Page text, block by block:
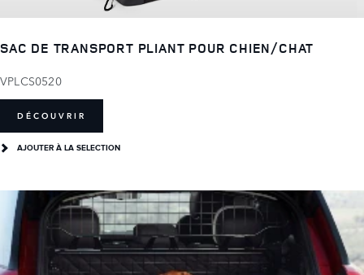
SAC DE TRANSPORT PLIANT POUR CHIEN/CHAT
VPLCS0520
DÉCOUVRIR
AJOUTER À LA SELECTION